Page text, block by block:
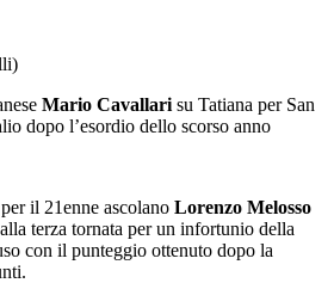
Mario Cavallari su Tatiana per San
dopo l’esordio dello scorso anno
il 21enne ascolano Lorenzo Melosso
terza tornata per un infortunio della
con il punteggio ottenuto dopo la